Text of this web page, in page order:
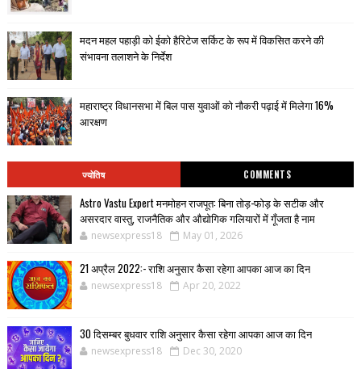
मदन महल पहाड़ी को ईको हैरिटेज सर्किट के रूप में विकसित करने की
संभावना तलाशने के निर्देश
महाराष्ट्र विधानसभा में बिल पास युवाओं को नौकरी पढ़ाई में मिलेगा 16%
आरक्षण
ज्योतिष COMMENTS
Astro Vastu Expert मनमोहन राजपूत: बिना तोड़-फोड़ के सटीक और
असरदार वास्तु, राजनैतिक और औद्योगिक गलियारों में गूँजता है नाम
newsexpress18 May 01, 2026
21 अप्रैल 2022:- राशि अनुसार कैसा रहेगा आपका आज का दिन
newsexpress18 Apr 20, 2022
30 दिसम्बर बुधवार राशि अनुसार कैसा रहेगा आपका आज का दिन
newsexpress18 Dec 30, 2020